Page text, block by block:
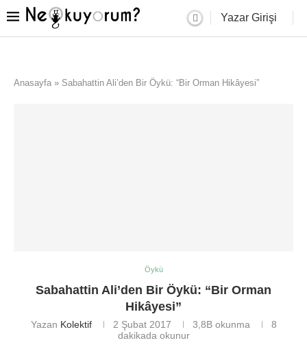
Yazar Girişi
Anasayfa » Sabahattin Ali’den Bir Öykü: “Bir Orman Hikâyesi”
Öykü
Sabahattin Ali’den Bir Öykü: “Bir Orman
Hikâyesi”
Yazan Kolektif 2 Şubat 2017 3,8Bokunma
8
dakikada okunur